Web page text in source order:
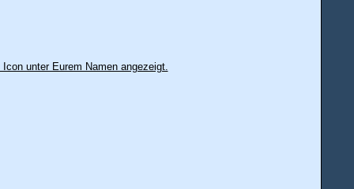
unter Eurem Namen angezeigt.